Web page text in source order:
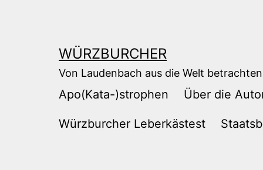
WÜRZBURCHER
Von Laudenbach aus die Welt betrachten
Apo(Kata-)strophen Über die
Würzburcher Leberkästest